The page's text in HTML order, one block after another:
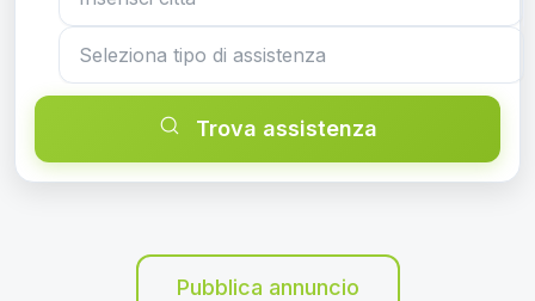
Trova assistenza
Pubblica annuncio